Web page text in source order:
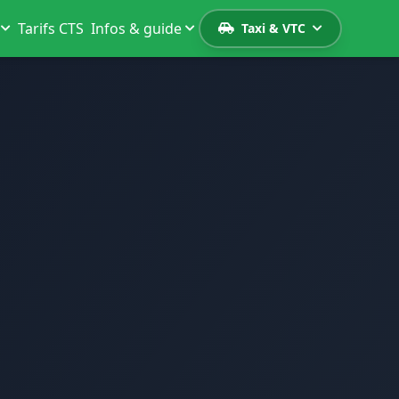
Tarifs CTS Infos & guide Taxi & VTC